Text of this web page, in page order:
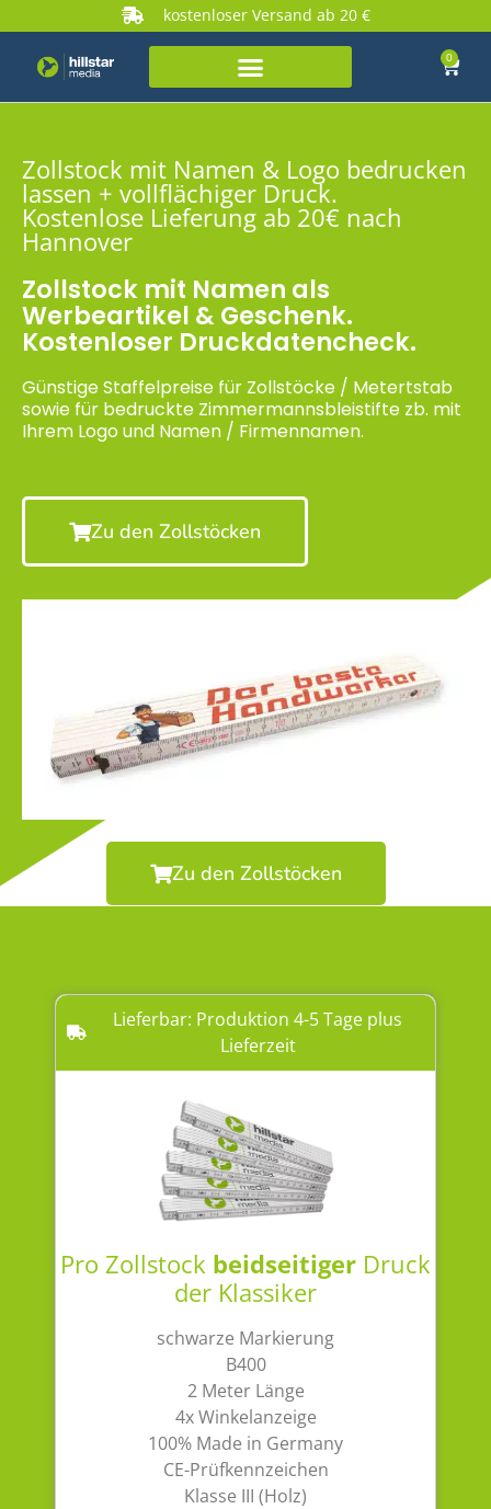
kostenloser Versand ab 20 €
0
Zollstock mit Namen & Logo bedrucken
lassen + vollflächiger Druck.
Kostenlose Lieferung ab 20€ nach
Hannover
Zollstock mit Namen als
Werbeartikel & Geschenk.
Kostenloser Druckdatencheck.
Günstige Staffelpreise für Zollstöcke / Metertstab
sowie für bedruckte Zimmermannsbleistifte zb. mit
Ihrem Logo und Namen / Firmennamen.
Zu den Zollstöcken
Zu den Zollstöcken
Lieferbar: Produktion 4-5 Tage plus
Lieferzeit
Pro Zollstock beidseitiger Druck
der Klassiker
schwarze Markierung
B400
2 Meter Länge
4x Winkelanzeige
100% Made in Germany
CE-Prüfkennzeichen
Klasse III (Holz)